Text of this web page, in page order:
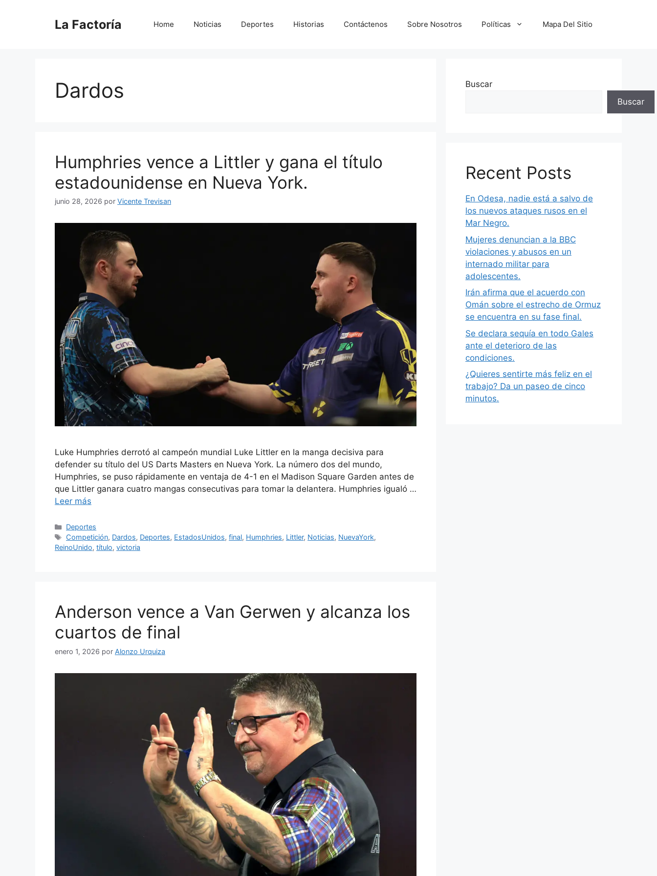
La Factoría Home Noticias Deportes Historias Contáctenos Sobre Nosotros Políticas Mapa Del Sitio
Dardos
Humphries vence a Littler y gana el título
estadounidense en Nueva York.
junio 28, 2026 por Vicente Trevisan
Luke Humphries derrotó al campeón mundial Luke Littler en la manga decisiva para
defender su título del US Darts Masters en Nueva York. La número dos del mundo,
Humphries, se puso rápidamente en ventaja de 4-1 en el Madison Square Garden antes de
que Littler ganara cuatro mangas consecutivas para tomar la delantera. Humphries igualó …
Leer más
Categorías
Deportes
Etiquetas
Competición, Dardos, Deportes, EstadosUnidos,final, Humphries, Littler, Noticias, NuevaYork,
ReinoUnido, título, victoria
Anderson vence a Van Gerwen y alcanza los
cuartos de final
enero 1, 2026 por Alonzo Urquiza
Buscar
Buscar
Recent Posts
En Odesa, nadie está a salvo de
los nuevos ataques rusos en el
Mar Negro.
Mujeres denuncian a la BBC
violaciones y abusos en un
internado militar para
adolescentes.
Irán afirma que el acuerdo con
Omán sobre el estrecho de Ormuz
se encuentra en su fase final.
Se declara sequía en todo Gales
ante el deterioro de las
condiciones.
¿Quieres sentirte más feliz en el
trabajo? Da un paseo de cinco
minutos.